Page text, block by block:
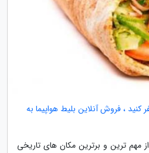
کنید ، فروش آنلاین بلیط هواپیما به
مهم ترین و برترین مکان های تاریخی